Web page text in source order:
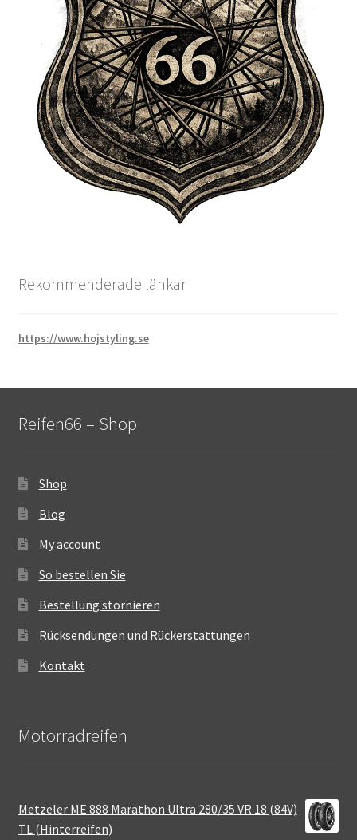
Rekommenderade länkar
https://www.hojstyling.se
Reifen66 – Shop
Shop
Blog
My account
So bestellen Sie
Bestellung stornieren
Rücksendungen und Rückerstattungen
Kontakt
Motorradreifen
Metzeler ME 888 Marathon Ultra 280/35 VR 18 (84V)
TL (Hinterreifen)